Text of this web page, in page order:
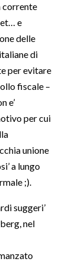
corrente
e
delle
di
per evitare
fiscale –
e’
per cui
unione
a lungo
;).
suggeri’
nel